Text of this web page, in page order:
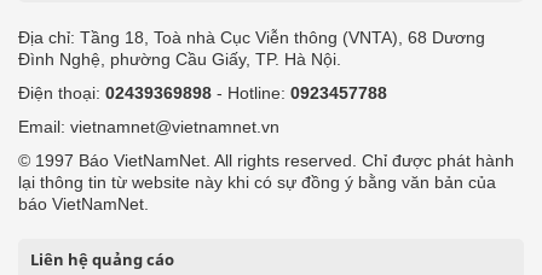
Địa chỉ: Tầng 18, Toà nhà Cục Viễn thông (VNTA), 68 Dương
Đình Nghệ, phường Cầu Giấy, TP. Hà Nội.
Điện thoại: 02439369898 - Hotline: 0923457788
Email: vietnamnet@vietnamnet.vn
© 1997 Báo VietNamNet. All rights reserved. Chỉ được phát hành
lại thông tin từ website này khi có sự đồng ý bằng văn bản của
báo VietNamNet.
Liên hệ quảng cáo